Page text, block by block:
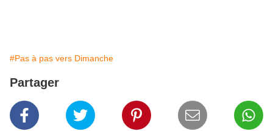
#Pas à pas vers Dimanche
Partager